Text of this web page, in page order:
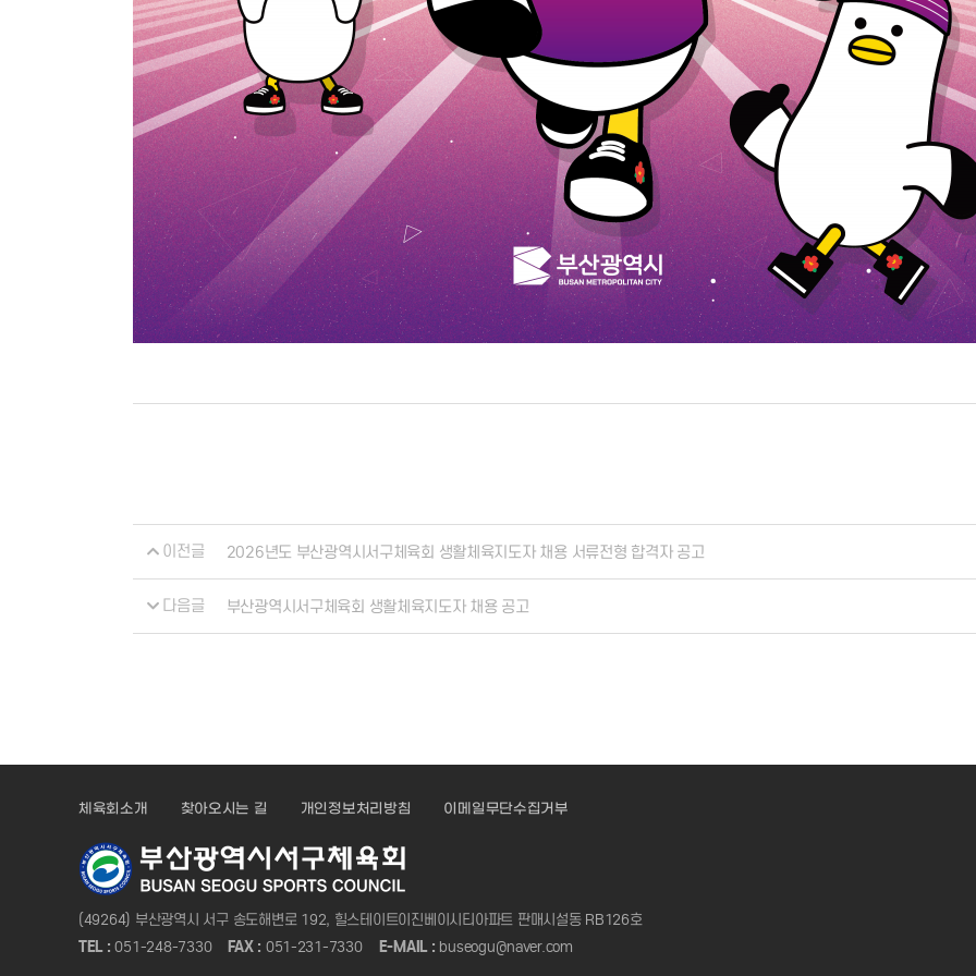
이전글 2026년도 부산광역시서구체육회 생활체육지도자 채용 서류전형 합격자 공고
다음글 부산광역시서구체육회 생활체육지도자 채용 공고
체육회소개 찾아오시는 길 개인정보처리방침 이메일무단수집거부
(49264) 부산광역시 서구 송도해변로 192, 힐스테이트이진베이시티아파트 판매시설동 RB126호
TEL :051-248-7330 FAX : 051-231-7330 E-MAIL : buseogu@naver.com